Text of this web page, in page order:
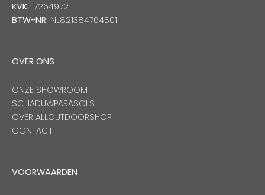
KVK: 17264972
BTW-NR: NL821384764B01
OVER ONS
ONZE SHOWROOM
SCHADUWPARASOLS
OVER ALLOUTDOORSHOP
CONTACT
VOORWAARDEN